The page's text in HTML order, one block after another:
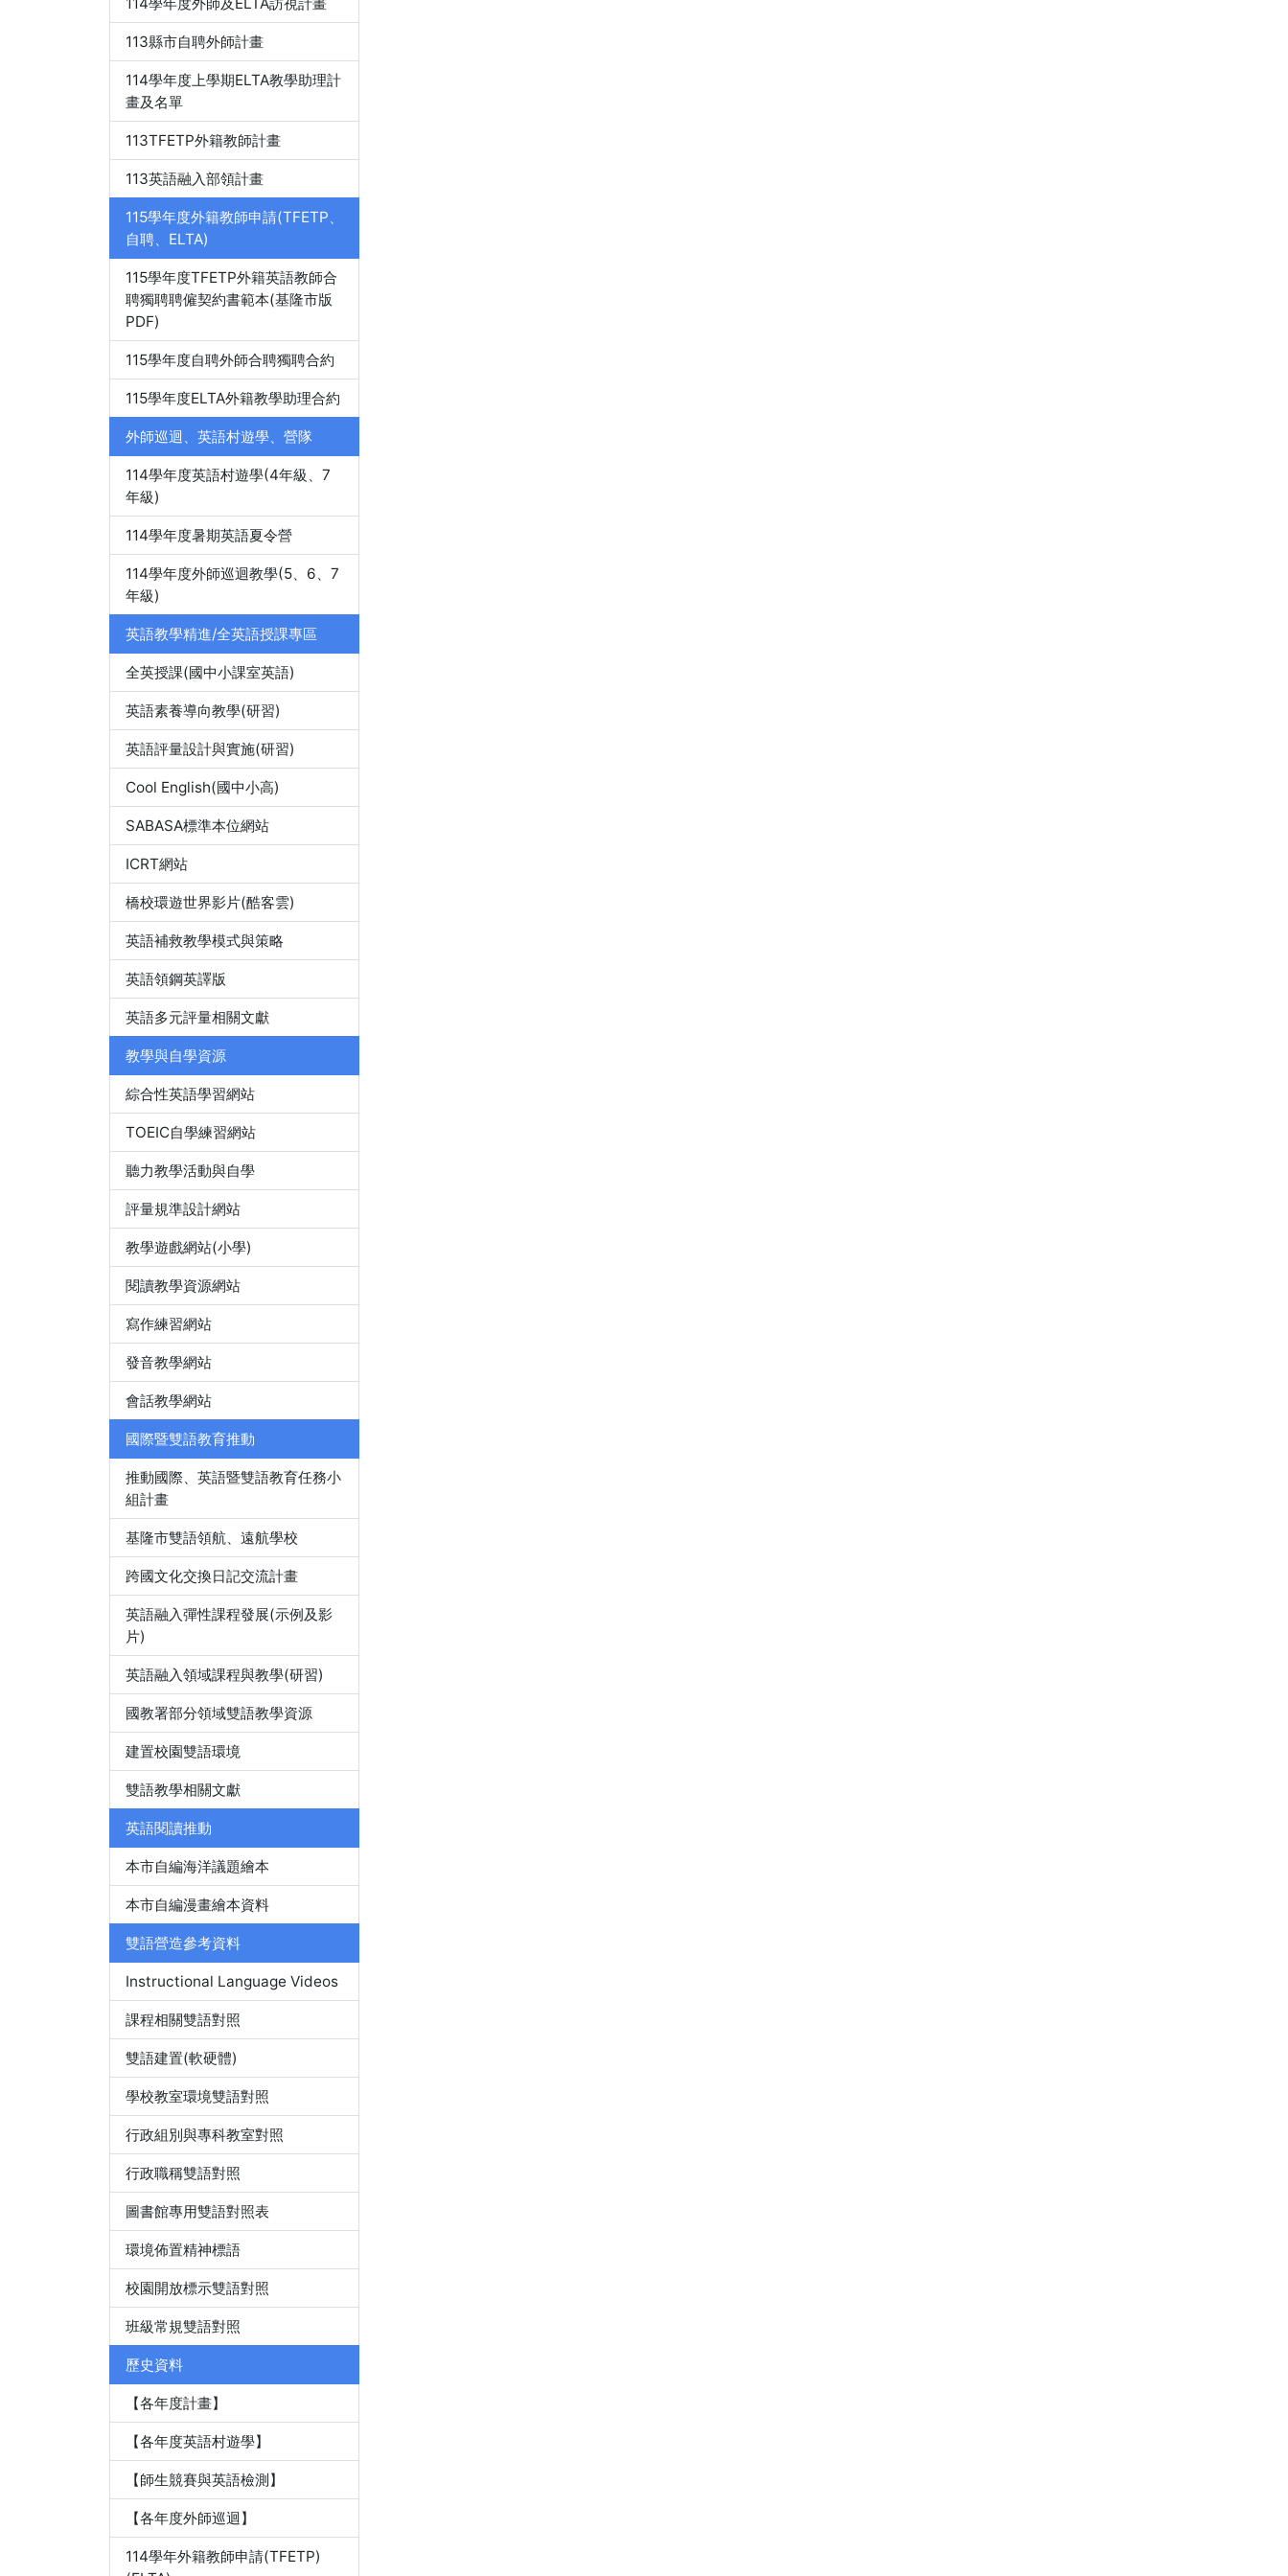
113縣市自聘外師計畫
114學年度上學期ELTA教學助理計
畫及名單
113TFETP外籍教師計畫
113英語融入部領計畫
115學年度外籍教師申請(TFETP、
自聘、ELTA)
115學年度TFETP外籍英語教師合
聘獨聘聘僱契約書範本(基隆市版
PDF)
115學年度自聘外師合聘獨聘合約
115學年度ELTA外籍教學助理合約
外師巡迴、英語村遊學、營隊
114學年度英語村遊學(4年級、7
年級)
114學年度暑期英語夏令營
114學年度外師巡迴教學(5、6、7
年級)
英語教學精進/全英語授課專區
全英授課(國中小課室英語)
英語素養導向教學(研習)
英語評量設計與實施(研習)
Cool English(國中小高)
SABASA標準本位網站
ICRT網站
橋校環遊世界影片(酷客雲)
英語補救教學模式與策略
英語領鋼英譯版
英語多元評量相關文獻
教學與自學資源
綜合性英語學習網站
TOEIC自學練習網站
聽力教學活動與自學
評量規準設計網站
教學遊戲網站(小學)
閱讀教學資源網站
寫作練習網站
發音教學網站
會話教學網站
國際暨雙語教育推動
推動國際、英語暨雙語教育任務小
組計畫
基隆市雙語領航、遠航學校
跨國文化交換日記交流計畫
英語融入彈性課程發展(示例及影
片)
英語融入領域課程與教學(研習)
國教署部分領域雙語教學資源
建置校園雙語環境
雙語教學相關文獻
英語閱讀推動
本市自編海洋議題繪本
本市自編漫畫繪本資料
雙語營造參考資料
Instructional Language Videos
課程相關雙語對照
雙語建置(軟硬體)
學校教室環境雙語對照
行政組別與專科教室對照
行政職稱雙語對照
圖書館專用雙語對照表
環境佈置精神標語
校園開放標示雙語對照
班級常規雙語對照
歷史資料
【各年度計畫】
【各年度英語村遊學】
【師生競賽與英語檢測】
【各年度外師巡迴】
114學年外籍教師申請(TFETP)